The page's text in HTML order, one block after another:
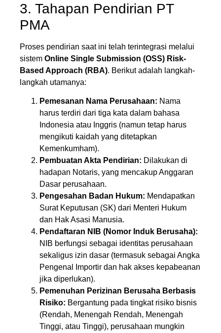
3. Tahapan Pendirian PT
PMA
Proses pendirian saat ini telah terintegrasi melalui
sistem Online Single Submission (OSS) Risk-
Based Approach (RBA). Berikut adalah langkah-
langkah utamanya:
Pemesanan Nama Perusahaan: Nama
harus terdiri dari tiga kata dalam bahasa
Indonesia atau Inggris (namun tetap harus
mengikuti kaidah yang ditetapkan
Kemenkumham).
Pembuatan Akta Pendirian: Dilakukan di
hadapan Notaris, yang mencakup Anggaran
Dasar perusahaan.
Pengesahan Badan Hukum: Mendapatkan
Surat Keputusan (SK) dari Menteri Hukum
dan Hak Asasi Manusia.
Pendaftaran NIB (Nomor Induk Berusaha):
NIB berfungsi sebagai identitas perusahaan
sekaligus izin dasar (termasuk sebagai Angka
Pengenal Importir dan hak akses kepabeanan
jika diperlukan).
Pemenuhan Perizinan Berusaha Berbasis
Risiko: Bergantung pada tingkat risiko bisnis
(Rendah, Menengah Rendah, Menengah
Tinggi, atau Tinggi), perusahaan mungkin